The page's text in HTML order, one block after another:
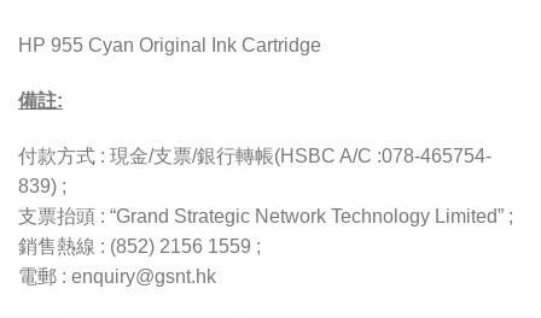
HP 955 Cyan Original Ink Cartridge
備註:
付款方式 : 現金/支票/銀行轉帳(HSBC A/C :078-465754-
839) ;
支票抬頭 : “Grand Strategic Network Technology Limited” ;
銷售熱線 : (852) 2156 1559 ;
電郵 : enquiry@gsnt.hk